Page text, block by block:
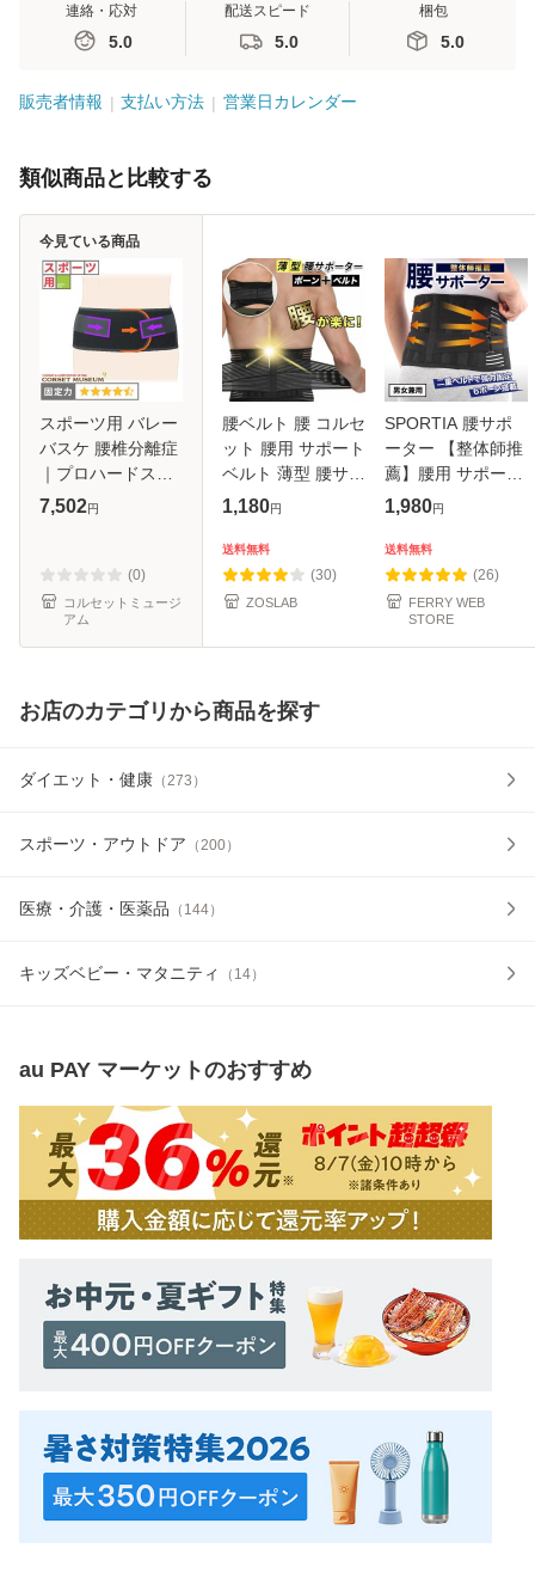
連絡・応対
5.0
配送スピード
5.0
梱包
5.0
販売者情報 支払い方法 営業日カレンダー
類似商品と比較する
スポーツ用 バレー
バスケ 腰椎分離症
｜プロハードスリ
ム
7,502円
(0)
コルセットミュージ
アム
今見ている商品
腰ベルト 腰 コルセ
ット 腰用 サポート
ベルト 薄型 腰サポ
ーター 薄い 腰サポ
トサポーター 腰の
サポーター ボーン
コル
1,180円
送料無料
(30)
ZOSLAB
SPORTIA 腰サポ
ーター 【整体師推
薦】腰用 サポート
ベルト 腰楽 コルセ
コルセット 腰椎ベ
ルト 腰椎 腰 腰用
サポータ
1,980円
送料無料
(26)
FERRY WEB
STORE
お店のカテゴリから商品を探す
ダイエット・健康 （273 ）
スポーツ・アウトドア （200）
医療・介護・医薬品 （ 144）
キッズベビー・マタニティ （ 14）
au PAY マーケットのおすすめ